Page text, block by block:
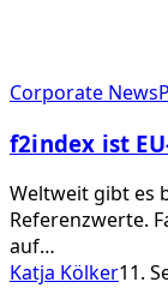
f2index
EU-
Administrator
Corporate News
f2index ist
Weltweit gibt es
Referenzwerte.
auf…
Katja Kölker11.